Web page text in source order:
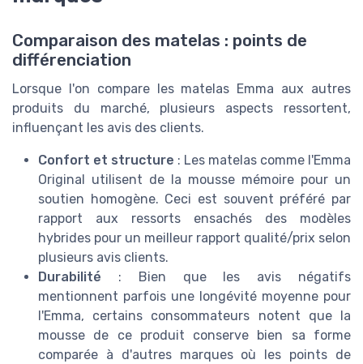
Comparaison des matelas : points de
différenciation
Lorsque l'on compare les matelas Emma aux autres
produits du marché, plusieurs aspects ressortent,
influençant les avis des clients.
Confort et structure : Les matelas comme l'Emma
Original utilisent de la mousse mémoire pour un
soutien homogène. Ceci est souvent préféré par
rapport aux ressorts ensachés des modèles
hybrides pour un meilleur rapport qualité/prix selon
plusieurs avis clients.
Durabilité : Bien que les avis négatifs
mentionnent parfois une longévité moyenne pour
l'Emma, certains consommateurs notent que la
mousse de ce produit conserve bien sa forme
comparée à d'autres marques où les points de